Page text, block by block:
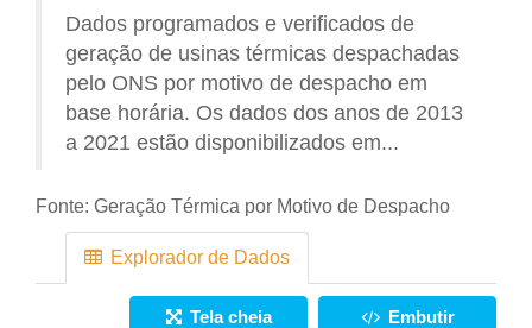
Dados programados e verificados de
geração de usinas térmicas despachadas
pelo ONS por motivo de despacho em
base horária. Os dados dos anos de 2013
a 2021 estão disponibilizados em...
Fonte: Geração Térmica por Motivo de Despacho
Explorador de Dados
Tela cheia Embutir